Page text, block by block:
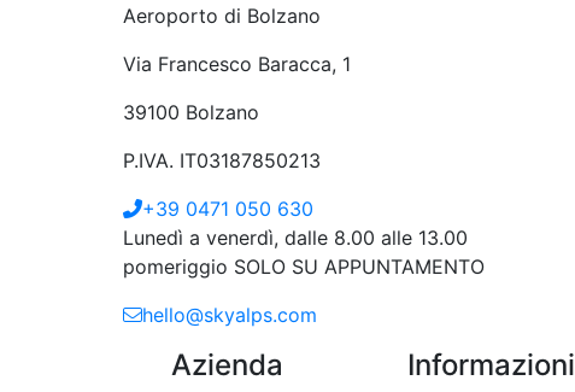
Aeroporto di Bolzano
Via Francesco Baracca, 1
39100 Bolzano
P.IVA. IT03187850213
+39 0471 050 630
Lunedì a venerdì, dalle 8.00 alle 13.00
pomeriggio SOLO SU APPUNTAMENTO
hello@skyalps.com
Azienda Informazioni